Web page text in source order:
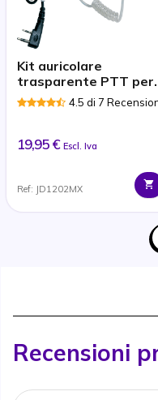
Kit auricolare
trasparente PTT per
Motorola4.5 di 7
19,95 € Escl. Iva
Ref: JD1202MX
Recensioni